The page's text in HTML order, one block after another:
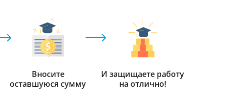
Вносите
оставшуюся сумму
И защищаете работу
на отлично!